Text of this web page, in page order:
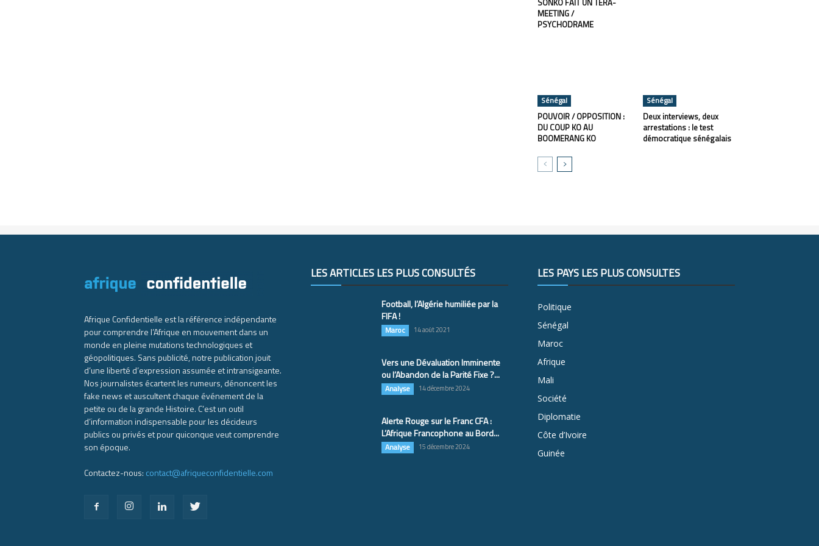
SONKO FAIT UN TERA-
MEETING /
PSYCHODRAME
Sénégal
POUVOIR / OPPOSITION :
DU COUP KO AU
BOOMERANG KO
Sénégal
Deux interviews, deux
arrestations : le test
démocratique sénégalais
Afrique Confidentielle est la référence indépendante
pour comprendre l’Afrique en mouvement dans un
monde en pleine mutations technologiques et
géopolitiques. Sans publicité, notre publication jouit
d’une liberté d’expression assumée et intransigeante.
Nos journalistes écartent les rumeurs, dénoncent les
fake news et auscultent chaque événement de la
petite ou de la grande Histoire. C’est un outil
d’information indispensable pour les décideurs
publics ou privés et pour quiconque veut comprendre
son époque.
Contactez-nous: contact@afriqueconfidentielle.com
LES ARTICLES LES PLUS CONSULTÉS
Football, l’Algérie humiliée par la
FIFA !
Maroc 14 août 2021
Vers une Dévaluation Imminente
ou l’Abandon de la Parité Fixe ?...
Analyse 14 décembre 2024
Alerte Rouge sur le Franc CFA :
L’Afrique Francophone au Bord...
Analyse 15 décembre 2024
LES PAYS LES PLUS CONSULTÉS
Politique
Sénégal
Maroc
Afrique
Mali
Société
Diplomatie
Côte d’Ivoire
Guinée